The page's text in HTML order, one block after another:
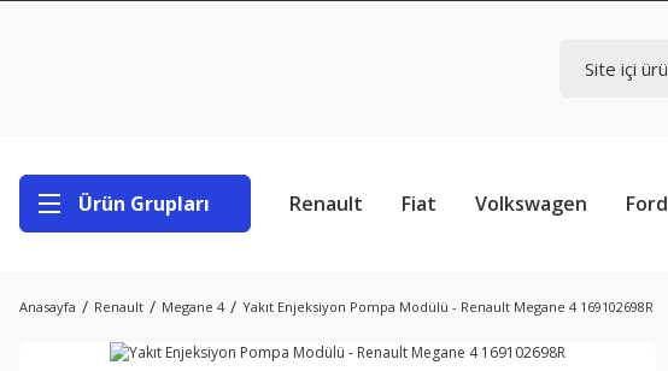
Ürün Grupları Renault Fiat Volkswagen Ford
Anasayfa Renault Megane 4 Yakıt Enjeksiyon Pompa Modülü - Renault Megane 4 169102698R